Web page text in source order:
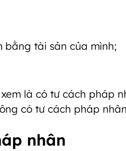
bằng tài sản của mình;
là có tư cách pháp
có tư cách pháp
nhân